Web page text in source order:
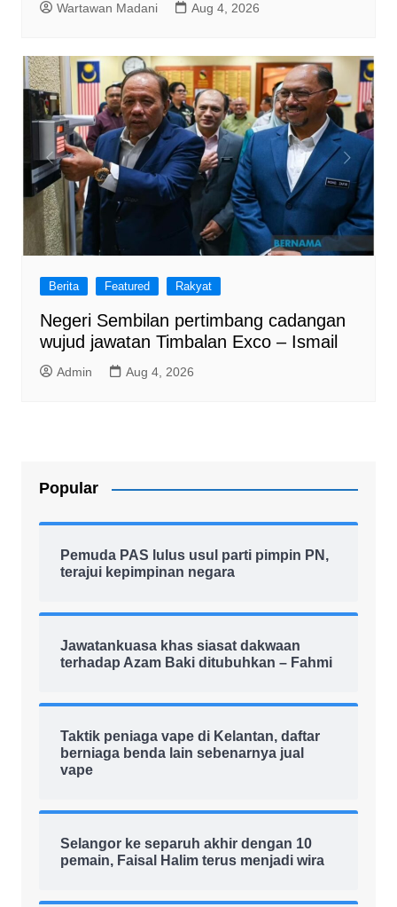
Wartawan Madani Aug 4, 2026
Berita Featured Rakyat
Negeri Sembilan pertimbang cadangan
wujud jawatan Timbalan Exco – Ismail
Admin Aug 4, 2026
Popular
Pemuda PAS lulus usul parti pimpin PN,
terajui kepimpinan negara
Jawatankuasa khas siasat dakwaan
terhadap Azam Baki ditubuhkan – Fahmi
Taktik peniaga vape di Kelantan, daftar
berniaga benda lain sebenarnya jual
vape
Selangor ke separuh akhir dengan 10
pemain, Faisal Halim terus menjadi wira